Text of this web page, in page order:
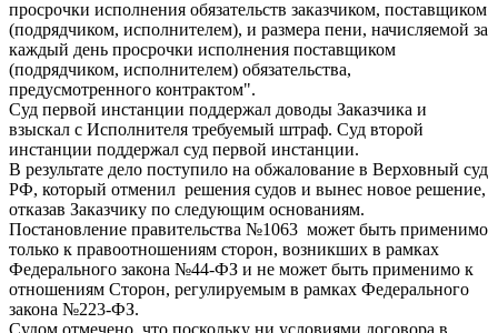
просрочки исполнения обязательств заказчиком, поставщиком
(подрядчиком, исполнителем), и размера пени, начисляемой за
каждый день просрочки исполнения поставщиком
(подрядчиком, исполнителем) обязательства,
предусмотренного контрактом".
Суд первой инстанции поддержал доводы Заказчика и
взыскал с Исполнителя требуемый штраф. Суд второй
инстанции поддержал суд первой инстанции.
В результате дело поступило на обжалование в Верховный суд
РФ, который отменил решения судов и вынес новое решение,
отказав Заказчику по следующим основаниям.
Постановление правительства №1063 может быть применимо
только к правоотношениям сторон, возникших в рамках
Федерального закона №44-ФЗ и не может быть применимо к
отношениям Сторон, регулируемым в рамках Федерального
закона №223-ФЗ.
Судом отмечено, что поскольку ни условиями договора в